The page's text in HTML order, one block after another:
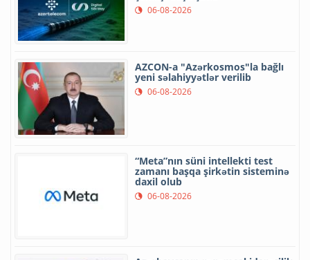
06-08-2026
AZCON-a "Azərkosmos"la bağlı
yeni səlahiyyətlər verilib
06-08-2026
“Meta”nın süni intellekti test
zamanı başqa şirkətin sisteminə
daxil olub
06-08-2026